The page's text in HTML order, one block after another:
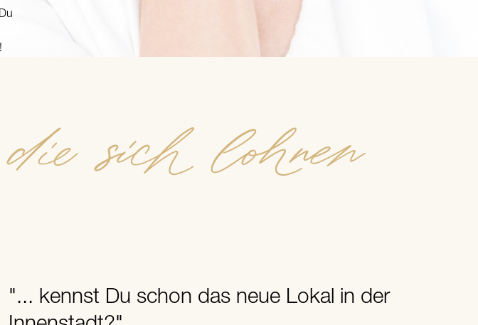
sich lohnen
"... kennst Du schon das neue Lokal in der